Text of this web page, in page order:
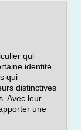
qui
identité.
qui
distinctives
Avec leur
une